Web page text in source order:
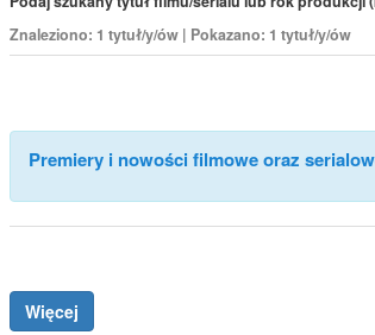
Znaleziono: 1 tytuł/y/ów | Pokazano: 1 tytuł/y/ów
Premiery i nowości filmowe oraz
Więcej